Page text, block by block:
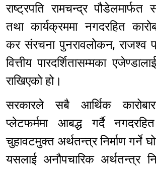
राष्ट्रपति रामचन्द्र पौडेलमार्फत
तथा कार्यक्रममा नगदरहित
कर संरचना पुनरावलोकन, राजश्व
वित्तीय पारदर्शितासम्मका
राखिएको हो।
सरकारले सबै आर्थिक
प्लेटफर्ममा आबद्ध गर्दै
चुहावटमुक्त अर्थतन्त्र निर्माण गर्ने
यसलाई अनौपचारिक अर्थतन्त्र